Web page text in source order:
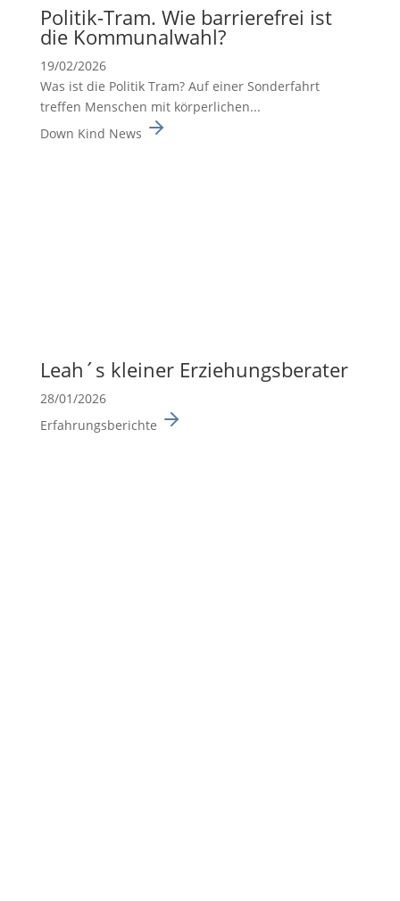
Politik-Tram. Wie barrie­re­frei ist
die Kommu­nal­wahl?
19/02/2026
Was ist die Politik Tram? Auf einer Sonderfahrt
treffen Menschen mit körperlichen...
Down Kind News
Leah´s kleiner Erzie­hungs­be­rater
28/01/2026
Erfahrungsberichte